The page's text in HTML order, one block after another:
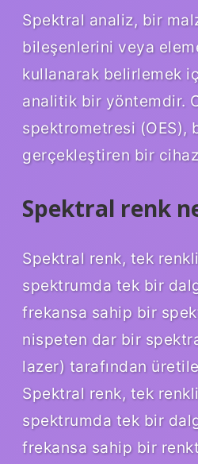
Spektral analiz, bir
bileşenlerini veya
kullanarak belirlemek
analitik bir yöntemdir.
spektrometresi (OES),
gerçekleştiren bir
Spektral renk
Spektral renk, tek
spektrumda tek bir
frekansa sahip bir
nispeten dar bir
lazer) tarafından
Spektral renk, tek renkli
spektrumda tek bir
frekansa sahip bir